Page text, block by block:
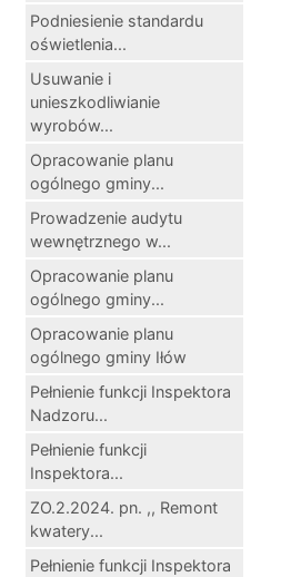
Podniesienie standardu
oświetlenia...
Usuwanie i
unieszkodliwianie
wyrobów...
Opracowanie planu
ogólnego gminy...
Prowadzenie audytu
wewnętrznego w...
Opracowanie planu
ogólnego gminy...
Opracowanie planu
ogólnego gminy Iłów
Pełnienie funkcji Inspektora
Nadzoru...
Pełnienie funkcji
Inspektora...
ZO.2.2024. pn. ,, Remont
kwatery...
Pełnienie funkcji Inspektora